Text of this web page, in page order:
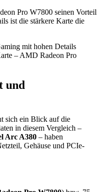
Pro W7800 seinen Vorteil
ist die stärkere Karte die
mit hohen Details
– AMD Radeon Pro
und
sich ein Blick auf die
in diesem Vergleich –
Arc A380 – haben
Gehäuse und PCIe-